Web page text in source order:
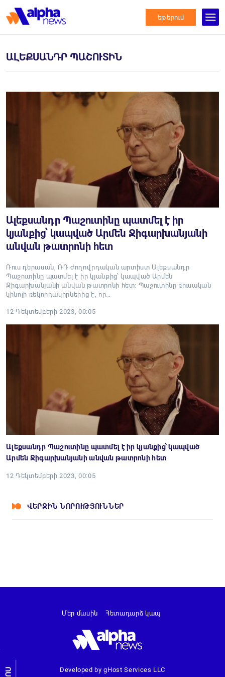
եթերում
ԱԼԵՔՍԱՆԴՐ ՊԱՇՈՒՏԻՆ
Ալեքսանդր Պաշուտինը պատմել է իր
կյանքից՝ կապված Արմեն Ջիգարխանյանի
անվան թատրոնի հետ
Ռուս դերասան, ՌԴ ժողովրդական արտիստ Ալեքսանդր
Պաշուտինը պատմել է իր կյանքից՝ կապված Արմեն
Ջիգարխանյանի անվան թատրոնի հետ: Պաշուտինը ռուսական
կինոյի ռեկորդակիրներից է, որ…
12 Դեկտեմբերի 2023, 00:05
Ալեքսանդր Պաշուտինը պատմել է իր կյանքից՝ կապված
Արմեն Ջիգարխանյանի անվան թատրոնի հետ
12 Դեկտեմբերի 2023, 00:05
ՎԵՐՋԻՆ ՆՈՐՈՒԹՅՈՒՆՆԵՐ
Developed by gHost Services LLC
Մեր մասին Հետադարձ կապ